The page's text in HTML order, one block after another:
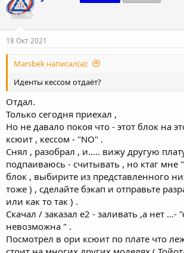
18 Окт 2021
Marsbek написал(а):
Иденты кессом отдаёт?
Отдал.
Только сегодня приехал ,
Но не давало покоя что - этот блок на
ксюит , кессом - "NO" .
Снял , разобрал , и..... вижу другую
подпаиваюсь - считывать , но ктаг мне
блок , выбирите из представленного
тоже ) , сделайте бэкап и отправьте
или как то так ) .
Скачал / заказал е2 - заливать ,а нет ...-
невозможна " .
Посмотрел в ори ксюит по плате что